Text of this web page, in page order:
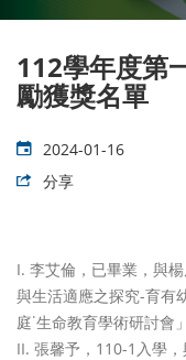
112學年度第
勵獲獎名單
2024-01-16
分享
李艾倫，已畢業，與
與生活適應之探究-育有
庭˙生命教育學術研討會」
張馨予，110-1入學